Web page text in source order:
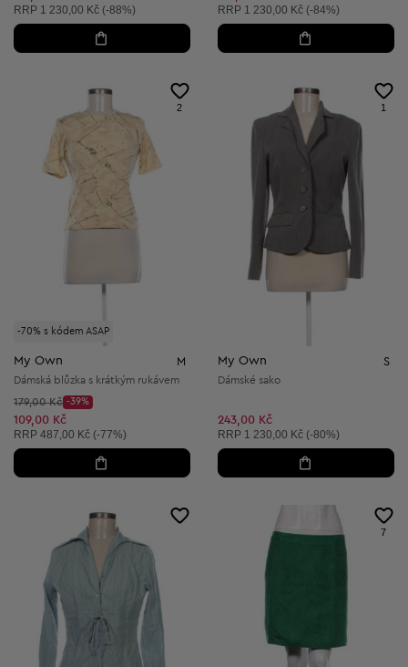
Doporučená cena:
RRP 1 230,00 Kč (-88%) Doporučená cena:
RRP 1 230,00 Kč (-84%)
-70% s kódem ASAP
2
My Own M
Dámská blůzka s krátkým rukávem
Původní cena:
179,00 Kč
Discount Price:
-39%
Snížená cena:
109,00 Kč
Doporučená cena:
RRP 487,00 Kč (-77%)
1
My Own S
Dámské sako
243,00 Kč
Doporučená cena:
RRP 1 230,00 Kč (-80%)
7